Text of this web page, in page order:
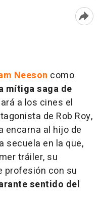
Neeson como
mítiga saga de
a los cines el
de Rob Roy,
encarna al hijo de
secuela en la que,
tráiler, su
profesión con su
sentido del